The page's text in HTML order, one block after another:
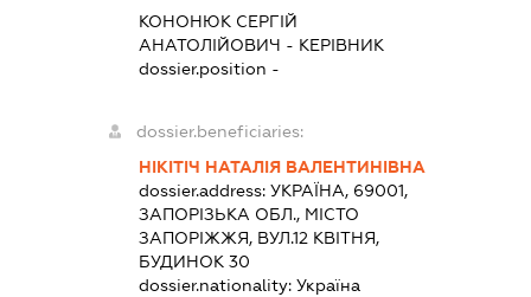
КОНОНЮК СЕРГІЙ
АНАТОЛІЙОВИЧ - КЕРІВНИК
dossier.position -
dossier.beneficiaries:
НІКІТІЧ НАТАЛІЯ ВАЛЕНТИНІВНА
dossier.address: УКРАЇНА, 69001,
ЗАПОРІЗЬКА ОБЛ., МІСТО
ЗАПОРІЖЖЯ, ВУЛ.12 КВІТНЯ,
БУДИНОК 30
dossier.nationality: Україна